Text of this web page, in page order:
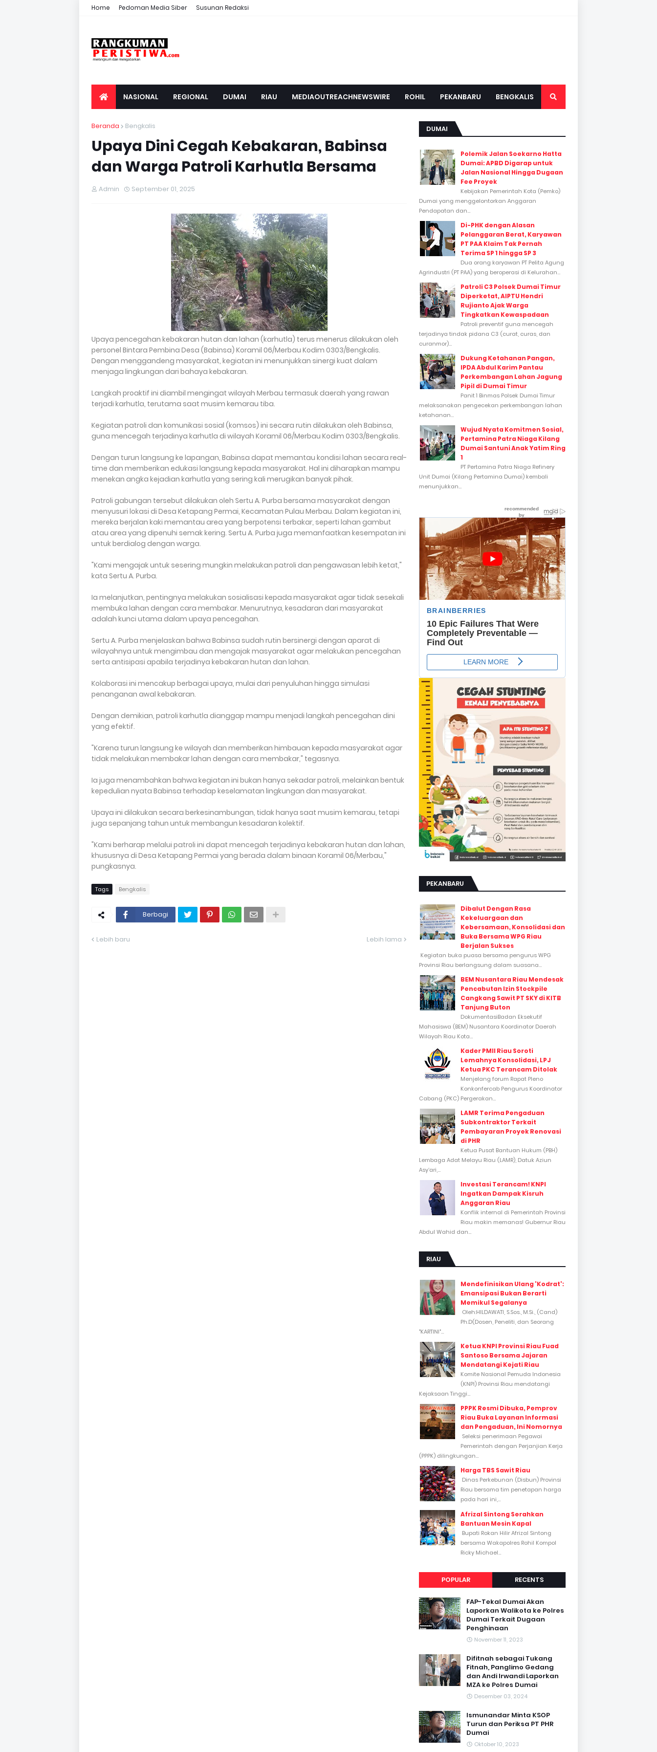
Home Pedoman Media Siber Susunan Redaksi
NASIONAL REGIONAL DUMAI RIAU MEDIAOUTREACHNEWSWIRE ROHIL PEKANBARU BENGKALIS
Beranda Bengkalis
Upaya Dini Cegah Kebakaran, Babinsa
dan Warga Patroli Karhutla Bersama
Admin September 01, 2025
Upaya pencegahan kebakaran hutan dan lahan (karhutla) terus menerus dilakukan oleh
personel Bintara Pembina Desa (Babinsa) Koramil 06/Merbau Kodim 0303/Bengkalis.
Dengan menggandeng masyarakat, kegiatan ini menunjukkan sinergi kuat dalam
menjaga lingkungan dari bahaya kebakaran.
Langkah proaktif ini diambil mengingat wilayah Merbau termasuk daerah yang rawan
terjadi karhutla, terutama saat musim kemarau tiba.
Kegiatan patroli dan komunikasi sosial (komsos) ini secara rutin dilakukan oleh Babinsa,
guna mencegah terjadinya karhutla di wilayah Koramil 06/Merbau Kodim 0303/Bengkalis.
Dengan turun langsung ke lapangan, Babinsa dapat memantau kondisi lahan secara real-
time dan memberikan edukasi langsung kepada masyarakat. Hal ini diharapkan mampu
menekan angka kejadian karhutla yang sering kali merugikan banyak pihak.
Patroli gabungan tersebut dilakukan oleh Sertu A. Purba bersama masyarakat dengan
menyusuri lokasi di Desa Ketapang Permai, Kecamatan Pulau Merbau. Dalam kegiatan ini,
mereka berjalan kaki memantau area yang berpotensi terbakar, seperti lahan gambut
atau area yang dipenuhi semak kering. Sertu A. Purba juga memanfaatkan kesempatan ini
untuk berdialog dengan warga.
"Kami mengajak untuk sesering mungkin melakukan patroli dan pengawasan lebih ketat,"
kata Sertu A. Purba.
Ia melanjutkan, pentingnya melakukan sosialisasi kepada masyarakat agar tidak sesekali
membuka lahan dengan cara membakar. Menurutnya, kesadaran dari masyarakat
adalah kunci utama dalam upaya pencegahan.
Sertu A. Purba menjelaskan bahwa Babinsa sudah rutin bersinergi dengan aparat di
wilayahnya untuk mengimbau dan mengajak masyarakat agar melakukan pencegahan
serta antisipasi apabila terjadinya kebakaran hutan dan lahan.
Kolaborasi ini mencakup berbagai upaya, mulai dari penyuluhan hingga simulasi
penanganan awal kebakaran.
Dengan demikian, patroli karhutla dianggap mampu menjadi langkah pencegahan dini
yang efektif.
"Karena turun langsung ke wilayah dan memberikan himbauan kepada masyarakat agar
tidak melakukan membakar lahan dengan cara membakar," tegasnya.
Ia juga menambahkan bahwa kegiatan ini bukan hanya sekadar patroli, melainkan bentuk
kepedulian nyata Babinsa terhadap keselamatan lingkungan dan masyarakat.
Upaya ini dilakukan secara berkesinambungan, tidak hanya saat musim kemarau, tetapi
juga sepanjang tahun untuk membangun kesadaran kolektif.
"Kami berharap melalui patroli ini dapat mencegah terjadinya kebakaran hutan dan lahan,
khususnya di Desa Ketapang Permai yang berada dalam binaan Koramil 06/Merbau,"
pungkasnya.
Tags Bengkalis
Berbagi
Lebih baru Lebih lama
DUMAI
Polemik Jalan Soekarno Hatta
Dumai: APBD Digarap untuk
Jalan Nasional Hingga Dugaan
Fee Proyek
Kebijakan Pemerintah Kota (Pemko)
Dumai yang menggelontorkan Anggaran
Pendapatan dan...
Di-PHK dengan Alasan
Pelanggaran Berat, Karyawan
PT PAA Klaim Tak Pernah
Terima SP 1 hingga SP 3
Dua orang karyawan PT Pelita Agung
Agrindustri (PT PAA) yang beroperasi di Kelurahan...
Patroli C3 Polsek Dumai Timur
Diperketat, AIPTU Hendri
Rujianto Ajak Warga
Tingkatkan Kewaspadaan
Patroli preventif guna mencegah
terjadinya tindak pidana C3 (curat, curas, dan
curanmor)...
Dukung Ketahanan Pangan,
IPDA Abdul Karim Pantau
Perkembangan Lahan Jagung
Pipil di Dumai Timur
Panit 1 Binmas Polsek Dumai Timur
melaksanakan pengecekan perkembangan lahan
ketahanan...
Wujud Nyata Komitmen Sosial,
Pertamina Patra Niaga Kilang
Dumai Santuni Anak Yatim Ring
1
PT Pertamina Patra Niaga Refinery
Unit Dumai (Kilang Pertamina Dumai) kembali
menunjukkan...
PEKANBARU
Dibalut Dengan Rasa
Kekeluargaan dan
Kebersamaan, Konsolidasi dan
Buka Bersama WPG Riau
Berjalan Sukses
Kegiatan buka puasa bersama pengurus WPG
Provinsi Riau berlangsung dalam suasana...
BEM Nusantara Riau Mendesak
Pencabutan Izin Stockpile
Cangkang Sawit PT SKY di KITB
Tanjung Buton
DokumentasiBadan Eksekutif
Mahasiswa (BEM) Nusantara Koordinator Daerah
Wilayah Riau Kota...
Kader PMII Riau Soroti
Lemahnya Konsolidasi, LPJ
Ketua PKC Terancam Ditolak
Menjelang forum Rapat Pleno
Konkonfercab Pengurus Koordinator
Cabang (PKC) Pergerakan...
LAMR Terima Pengaduan
Subkontraktor Terkait
Pembayaran Proyek Renovasi
di PHR
Ketua Pusat Bantuan Hukum (PBH)
Lembaga Adat Melayu Riau (LAMR), Datuk Aziun
Asy’ari,...
Investasi Terancam! KNPI
Ingatkan Dampak Kisruh
Anggaran Riau
Konflik internal di Pemerintah Provinsi
Riau makin memanas! Gubernur Riau
Abdul Wahid dan...
RIAU
Mendefinisikan Ulang 'Kodrat':
Emansipasi Bukan Berarti
Memikul Segalanya
Oleh:HILDAWATI, S.Sos., M.Si., (Cand)
Ph.D(Dosen, Peneliti, dan Seorang
"KARTINI"...
Ketua KNPI Provinsi Riau Fuad
Santoso Bersama Jajaran
Mendatangi Kejati Riau
Komite Nasional Pemuda Indonesia
(KNPI) Provinsi Riau mendatangi
Kejaksaan Tinggi...
PPPK Resmi Dibuka, Pemprov
Riau Buka Layanan Informasi
dan Pengaduan, Ini Nomornya
Seleksi penerimaan Pegawai
Pemerintah dengan Perjanjian Kerja
(PPPK) dilingkungan...
Harga TBS Sawit Riau
Dinas Perkebunan (Disbun) Provinsi
Riau bersama tim penetapan harga
pada hari ini,...
Afrizal Sintong Serahkan
Bantuan Mesin Kapal
Bupati Rokan Hilir Afrizal Sintong
bersama Wakapolres Rohil Kompol
Ricky Michael...
POPULAR RECENTS
FAP-Tekal Dumai Akan
Laporkan Walikota ke Polres
Dumai Terkait Dugaan
Penghinaan
November 11, 2023
Difitnah sebagai Tukang
Fitnah, Panglimo Gedang
dan Andi Irwandi Laporkan
MZA ke Polres Dumai
Desember 03, 2024
Ismunandar Minta KSOP
Turun dan Periksa PT PHR
Dumai
Oktober 10, 2023